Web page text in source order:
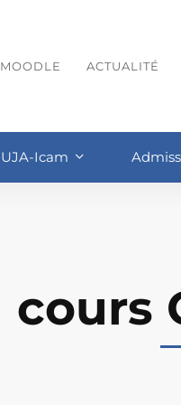
MOODLE ACTUALITÉ
UJA-Icam
cours